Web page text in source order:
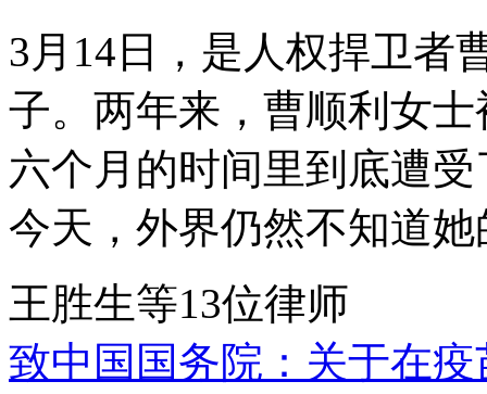
3月14日，是人权捍卫者
子。两年来，曹顺利女
六个月的时间里到底遭
今天，外界仍然不知道
王胜生等13位律师
致中国国务院：关于在